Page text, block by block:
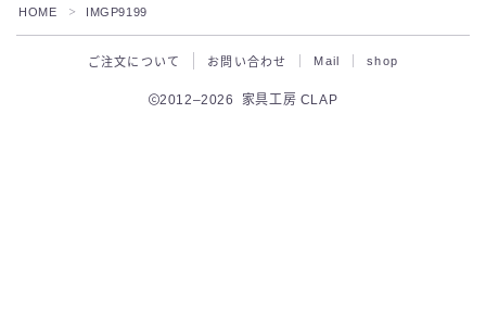
HOME ＞ IMGP9199
ご注文について お問い合わせ Mail shop
2012–2026 家具工房 CLAP